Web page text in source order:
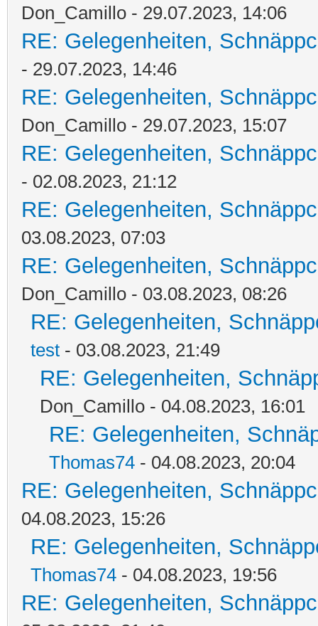
Don_Camillo - 29.07.2023, 14:06
RE: Gelegenheiten,
- 29.07.2023, 14:46
RE: Gelegenheiten,
Don_Camillo - 29.07.2023, 15:07
RE: Gelegenheiten,
- 02.08.2023, 21:12
RE: Gelegenheiten,
03.08.2023, 07:03
RE: Gelegenheiten,
Don_Camillo - 03.08.2023, 08:26
RE: Gelegenheiten,
test - 03.08.2023, 21:49
RE: Gelegenheiten,
Don_Camillo - 04.08.2023, 16:01
RE: Gelegenheiten,
Thomas74 - 04.08.2023, 20:04
RE: Gelegenheiten,
04.08.2023, 15:26
RE: Gelegenheiten,
Thomas74 - 04.08.2023, 19:56
RE: Gelegenheiten,